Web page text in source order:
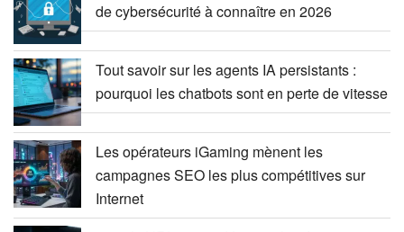
de cybersécurité à connaître en 2026
Tout savoir sur les agents IA persistants :
pourquoi les chatbots sont en perte de vitesse
Les opérateurs iGaming mènent les
campagnes SEO les plus compétitives sur
Internet